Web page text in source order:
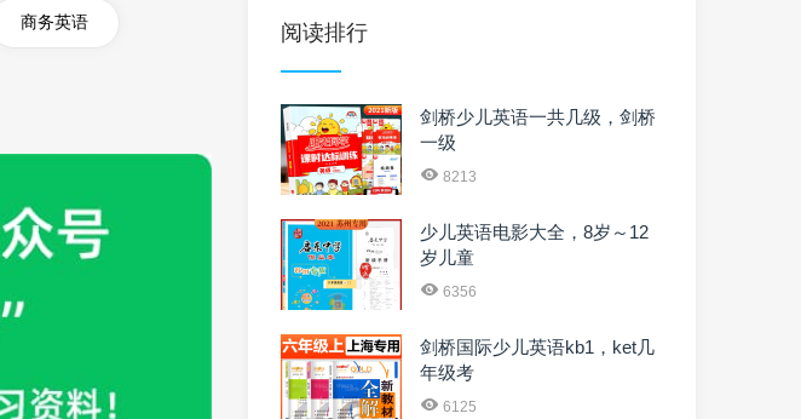
商务英语 阅读排行
剑桥少儿英语一共几级，剑桥
一级
8213
少儿英语电影大全，8岁～12
岁儿童
6356
剑桥国际少儿英语kb1，ket几
年级考
6125